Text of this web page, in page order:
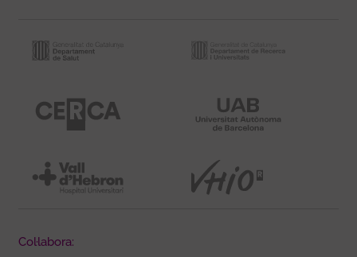
Col·labora: